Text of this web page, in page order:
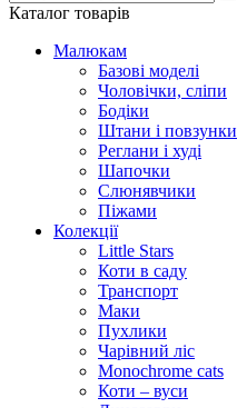
Каталог товарів
Малюкам
Базові моделі
Чоловічки, сліпи
Бодіки
Штани і повзунки
Реглани і худі
Шапочки
Слюнявчики
Піжами
Колекції
Little Stars
Коти в саду
Транспорт
Маки
Пухлики
Чарівний ліс
Monochrome cats
Коти – вуси